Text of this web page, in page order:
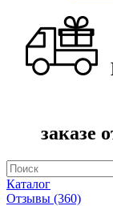
заказе
Каталог
Отзывы (360)